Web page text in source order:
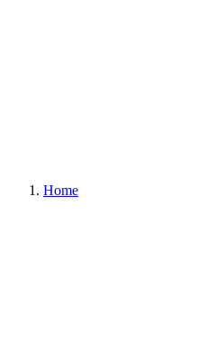
Home